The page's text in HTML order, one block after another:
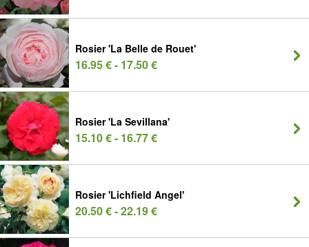
Rosier 'La Belle de Rouet'
16.95 € - 17.50 €
Rosier 'La Sevillana'
15.10 € - 16.77 €
Rosier 'Lichfield Angel'
20.50 € - 22.19 €